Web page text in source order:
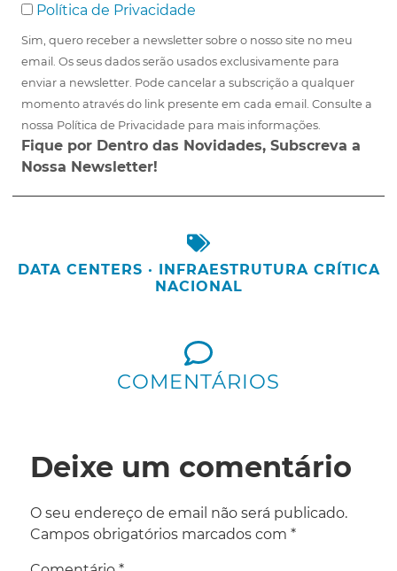
Política de Privacidade
Sim, quero receber a newsletter sobre o nosso site no meu
email. Os seus dados serão usados exclusivamente para
enviar a newsletter. Pode cancelar a subscrição a qualquer
momento através do link presente em cada email. Consulte a
nossa Política de Privacidade para mais informações.
Fique por Dentro das Novidades, Subscreva a
Nossa Newsletter!
DATA CENTERS ·
INFRAESTRUTURA CRÍTICA
NACIONAL
COMENTÁRIOS
Deixe um comentário
O seu endereço de email não será publicado.
Campos obrigatórios marcados com *